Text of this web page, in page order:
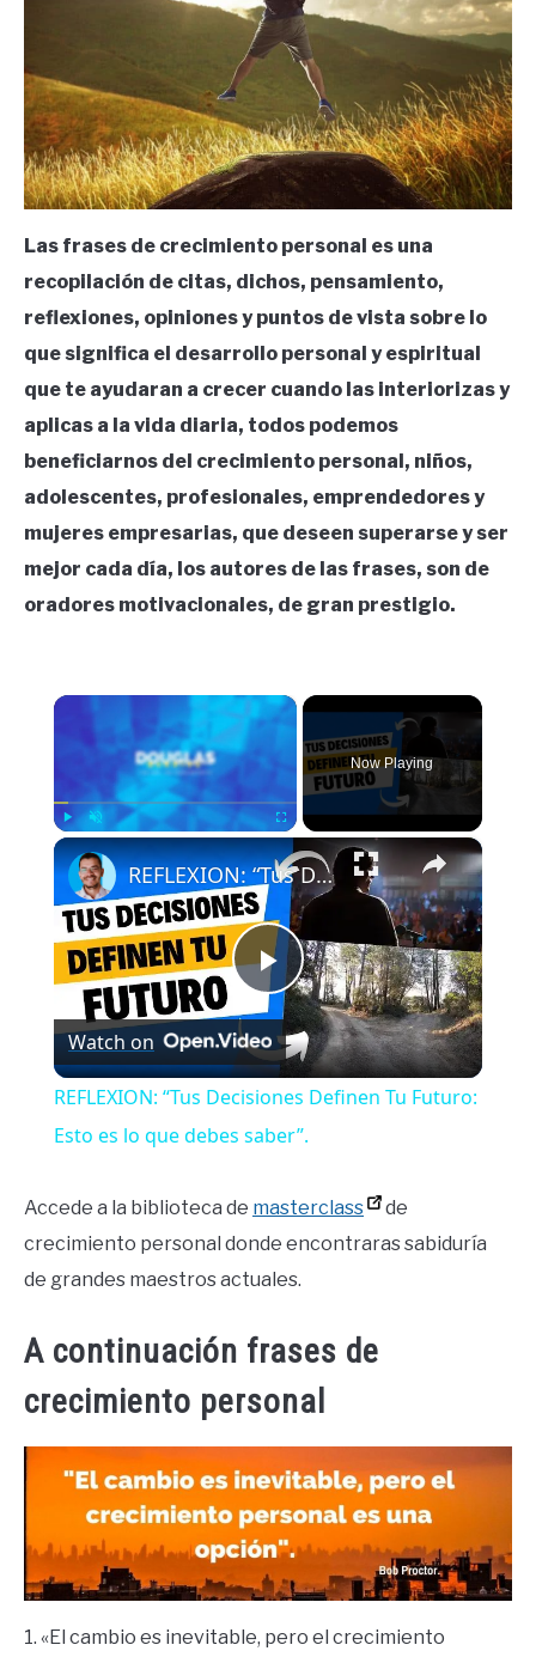
Las frases de crecimiento personal es una
recopilación de citas, dichos, pensamiento,
reflexiones, opiniones y puntos de vista sobre lo
que significa el desarrollo personal y espiritual
que te ayudaran a crecer cuando las interiorizas y
aplicas a la vida diaria, todos podemos
beneficiarnos del crecimiento personal, niños,
adolescentes, profesionales, emprendedores y
mujeres empresarias, que deseen superarse y ser
mejor cada día, los autores de las frases, son de
oradores motivacionales, de gran prestigio.
×
Play Unmute Fullscreen
Now Playing
×
Play
Video
REFLEXION: “Tus Decisiones Definen Tu Futuro: Esto es lo que debes saber”.
Watch on
REFLEXION: “Tus Decisiones Definen Tu Futuro:
Esto es lo que debes saber”.
Accede a la biblioteca de masterclass
de
crecimiento personal donde encontraras sabiduría
de grandes maestros actuales.
A continuación frases de
crecimiento personal
1. «El cambio es inevitable, pero el crecimiento